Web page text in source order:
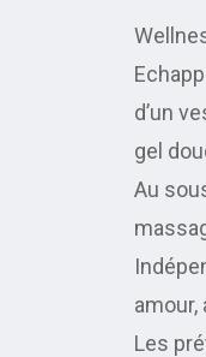
d’un
gel
Au
Les